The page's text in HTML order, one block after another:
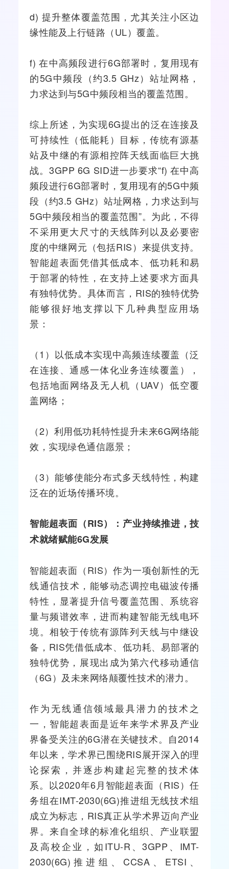
d) 提升整体覆盖范围，尤其关注小区边
缘性能及上行链路（UL）覆盖。
f) 在中高频段进行6G部署时，复用现有
的5G中频段（约3.5 GHz）站址网格 ，
力求达到与5G中频段相当的覆盖范围。
综上所述，为实现6G提出的泛在连接及
可持续性（低能耗）目标，传统有源基
站及中继的有源相控阵天线面临巨大挑
战。3GPP 6G SID进一步要求“f) 在中高
频段进行6G部署时，复用现有的5G中频
段（约3.5 GHz）站址网格，力求达到与
5G中频段相当的覆盖范围”。为此，不得
不采用更大尺寸的天线阵列以及必要密
度的中继网元（包括RIS）来提供支持。
智能超表面凭借其低成本、低功耗和易
于部署的特性，在支持上述要求方面具
有独特优势。具体而言，RIS的独特优势
能够很好地支撑以下几种典型应用场
景：
（1）以低成本实现中高频连续覆盖（泛
在连接、通感一体化业务连续覆盖），
包括地面网络及无人机（UAV）低空覆
盖网络；
（2）利用低功耗特性提升未来6G网络能
效，实现绿色通信愿景；
（3）能够使能分布式多天线特性，构建
泛在的近场传播环境。
智能超表面（RIS）：产业持续推进 ，技
术就绪赋能6G发展
智能超表面（RIS）作为一项创新性的无
线通信技术，能够动态调控电磁波传播
特性，显著提升信号覆盖范围、系统容
量与频谱效率，进而构建智能无线电环
境。相较于传统有源阵列天线与中继设
备，RIS凭借低成本、低功耗、易部署的
独特优势，展现出成为第六代移动通信
（6G）及未来网络颠覆性技术的潜力。
作为无线通信领域最具潜力的技术之
一，智能超表面是近年来学术界及产业
界备受关注的6G潜在关键技术。自2014
年以来，学术界已围绕RIS展开深入的理
论探索，并逐步构建起完整的技术体
系。以2020年6月智能超表面（RIS）任
务组在IMT-2030(6G)推进组无线技术组
成立为标志，RIS真正从学术界迈向产业
界。来自全球的标准化组织、产业联盟
及高校企业，如ITU-R、3GPP、IMT-
2030(6G)推进组、 CCSA 、 ETSI 、